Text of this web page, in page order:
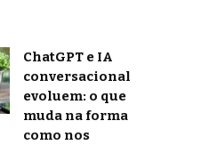
ChatGPT e IA
conversacional
evoluem: o que
muda na forma
como nos